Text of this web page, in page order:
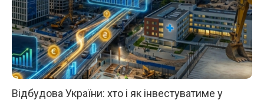
Відбудова України: хто і як інвестуватиме у